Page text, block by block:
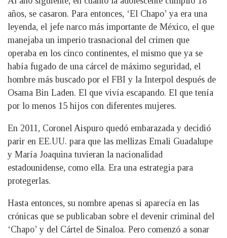
años, se casaron. Para entonces, ‘El Chapo’ ya era una
leyenda, el jefe narco más importante de México, el que
manejaba un imperio trasnacional del crimen que
operaba en los cinco continentes, el mismo que ya se
había fugado de una cárcel de máximo seguridad, el
hombre más buscado por el FBI y la Interpol después de
Osama Bin Laden. El que vivía escapando. El que tenía
por lo menos 15 hijos con diferentes mujeres.
En 2011, Coronel Aispuro quedó embarazada y decidió
parir en EE.UU. para que las mellizas Emali Guadalupe
y María Joaquina tuvieran la nacionalidad
estadounidense, como ella. Era una estrategia para
protegerlas.
Hasta entonces, su nombre apenas si aparecía en las
crónicas que se publicaban sobre el devenir criminal del
‘Chapo’ y del Cártel de Sinaloa. Pero comenzó a sonar